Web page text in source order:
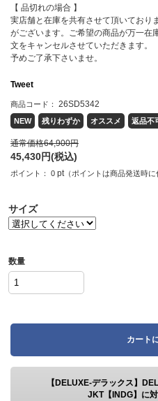
【 品切れの場合 】
実店舗と在庫を共有させて頂いており
がございます。ご希望の商品が万一在
文をキャンセルさせていただきます。
予めご了承下さいませ。
Tweet
商品コード： 26SD5342
NEW 残りわずか オススメ 返品不
通常価格64,900円
45,430円(税込)
ポイント： 0 pt （ポイントは商品発送時に
サイズ
数量
カート
【DELUXE-デラックス】
JKT【INDG】に